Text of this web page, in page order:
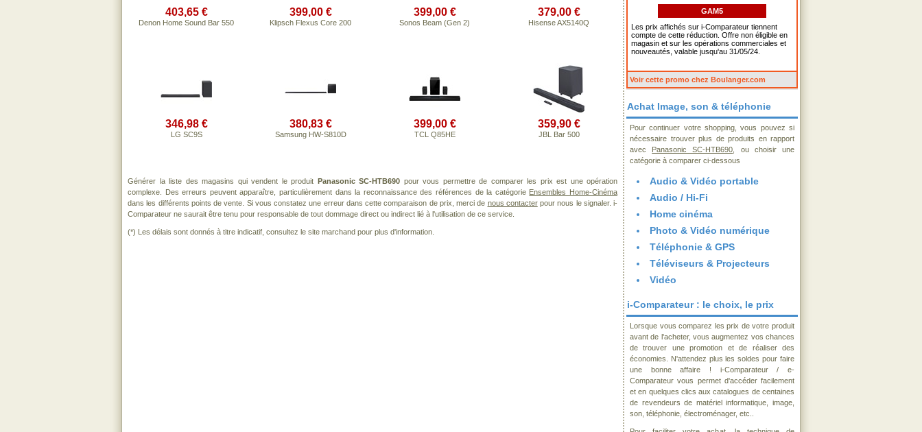
403,65 €
Denon Home Sound Bar 550
399,00 €
Klipsch Flexus Core 200
399,00 €
Sonos Beam (Gen 2)
379,00 €
Hisense AX5140Q
346,98 €
LG SC9S
380,83 €
Samsung HW-S810D
399,00 €
TCL Q85HE
359,90 €
JBL Bar 500
Générer la liste des magasins qui vendent le produit Panasonic SC-HTB690 pour vous permettre de comparer les prix est une opération
complexe. Des erreurs peuvent apparaître, particulièrement dans la reconnaissance des références de la catégorie Ensembles Home-Cinéma
dans les différents points de vente. Si vous constatez une erreur dans cette comparaison de prix, merci de nous contacterpour nous le signaler. i-
Comparateur ne saurait être tenu pour responsable de tout dommage direct ou indirect lié à l'utilisation de ce service.
(*) Les délais sont donnés à titre indicatif, consultez le site marchand pour plus d'information.
GAM5
Les prix affichés sur i-Comparateur tiennent
compte de cette réduction. Offre non éligible en
magasin et sur les opérations commerciales et
nouveautés, valable jusqu'au 31/05/24.
Voir cette promo chez Boulanger.com
Achat Image, son & téléphonie
Pour continuer votre shopping, vous pouvez si
nécessaire trouver plus de produits en rapport
avec Panasonic SC-HTB690 , ou choisir une
catégorie à comparer ci-dessous
Audio & Vidéo portable
Audio / Hi-Fi
Home cinéma
Photo & Vidéo numérique
Téléphonie & GPS
Téléviseurs & Projecteurs
Vidéo
i-Comparateur : le choix, le prix
Lorsque vous comparez les prix de votre produit
avant de l'acheter, vous augmentez vos chances
de trouver une promotion et de réaliser des
économies. N'attendez plus les soldes pour faire
une bonne affaire ! i-Comparateur / e-
Comparateur vous permet d'accéder facilement
et en quelques clics aux catalogues de centaines
de revendeurs de matériel informatique, image,
son, téléphonie, électroménager, etc..